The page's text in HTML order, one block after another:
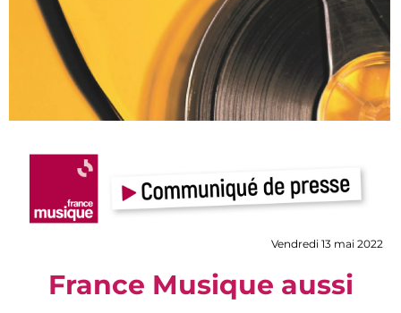
Vendredi 13 mai 2022
France Musique aussi